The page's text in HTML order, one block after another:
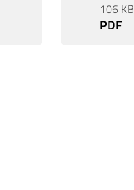
106 KB
PDF